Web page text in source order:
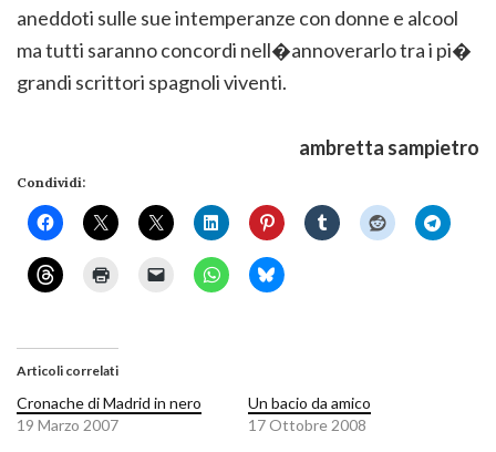
aneddoti sulle sue intemperanze con donne e alcool
ma tutti saranno concordi nell�annoverarlo tra i pi�
grandi scrittori spagnoli viventi.
ambretta sampietro
Condividi:
Articoli correlati
Cronache di Madrid in nero
19 Marzo 2007
Un bacio da amico
17 Ottobre 2008